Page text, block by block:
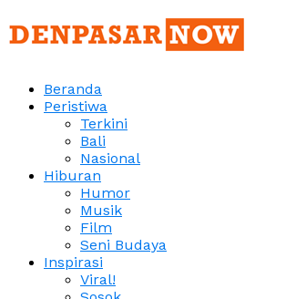
Beranda
Peristiwa
Terkini
Bali
Nasional
Hiburan
Humor
Musik
Film
Seni Budaya
Inspirasi
Viral!